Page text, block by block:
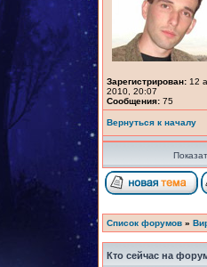
Зарегистрирован: 12
2010, 20:07
Сообщения: 75
Вернуться к началу
Список форумов »
Кто сейчас на